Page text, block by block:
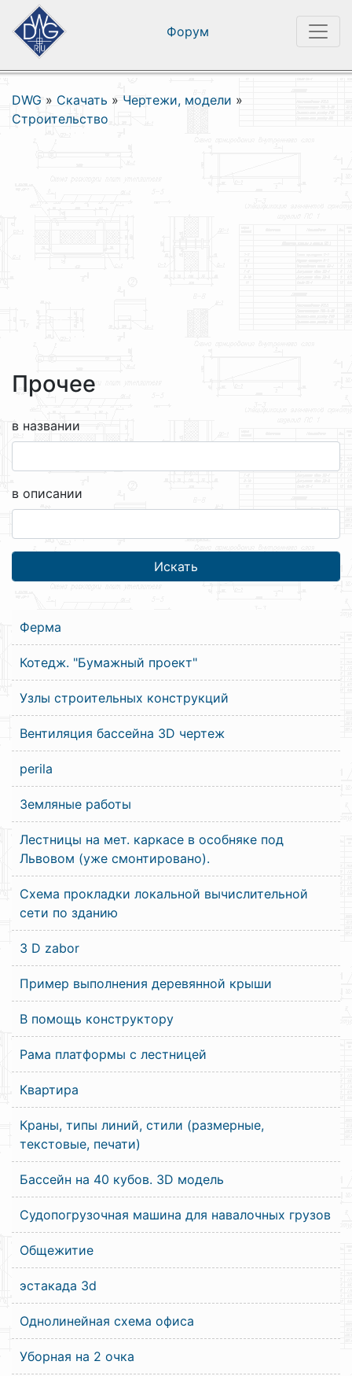
Форум
DWG » Скачать » Чертежи, модели »
Строительство
Прочее
в названии
в описании
Ферма
Котедж. "Бумажный проект"
Узлы строительных конструкций
Вентиляция бассейна 3D чертеж
perila
Земляные работы
Лестницы на мет. каркасе в особняке под
Львовом (уже смонтировано).
Схема прокладки локальной вычислительной
сети по зданию
3 D zabor
Пример выполнения деревянной крыши
В помощь конструктору
Рама платформы с лестницей
Квартира
Краны, типы линий, стили (размерные,
текстовые, печати)
Бассейн на 40 кубов. 3D модель
Судопогрузочная машина для навалочных грузов
Общежитие
эстакада 3d
Однолинейная схема офиса
Уборная на 2 очка